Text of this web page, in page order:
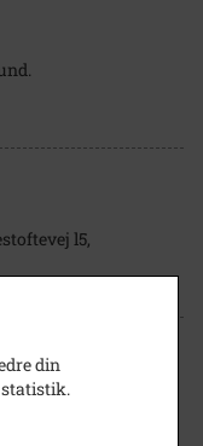
l5,
Heddinge, før
din